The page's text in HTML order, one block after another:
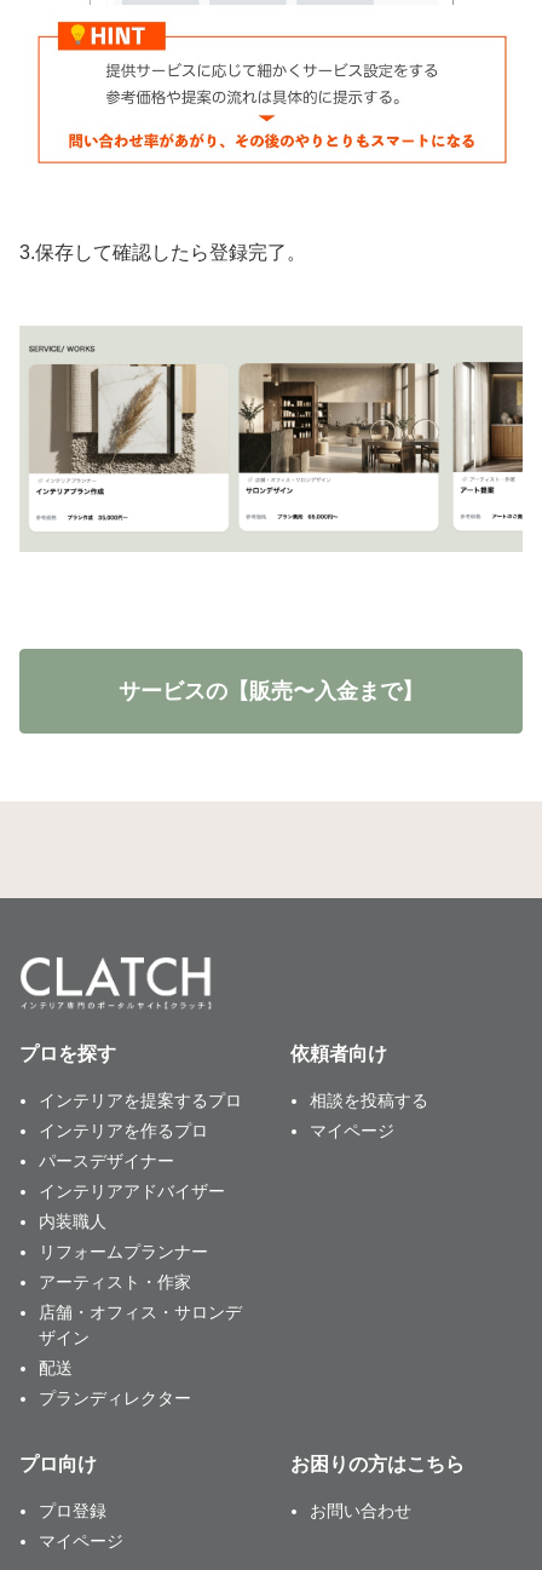
3.保存して確認したら登録完了。
サービスの【販売〜入金まで】
プロを探す
インテリアを提案するプロ
インテリアを作るプロ
パースデザイナー
インテリアアドバイザー
内装職人
リフォームプランナー
アーティスト・作家
店舗・オフィス・サロンデ
ザイン
配送
プランディレクター
依頼者向け
相談を投稿する
マイページ
プロ向け
プロ登録
マイページ
お困りの方はこちら
お問い合わせ